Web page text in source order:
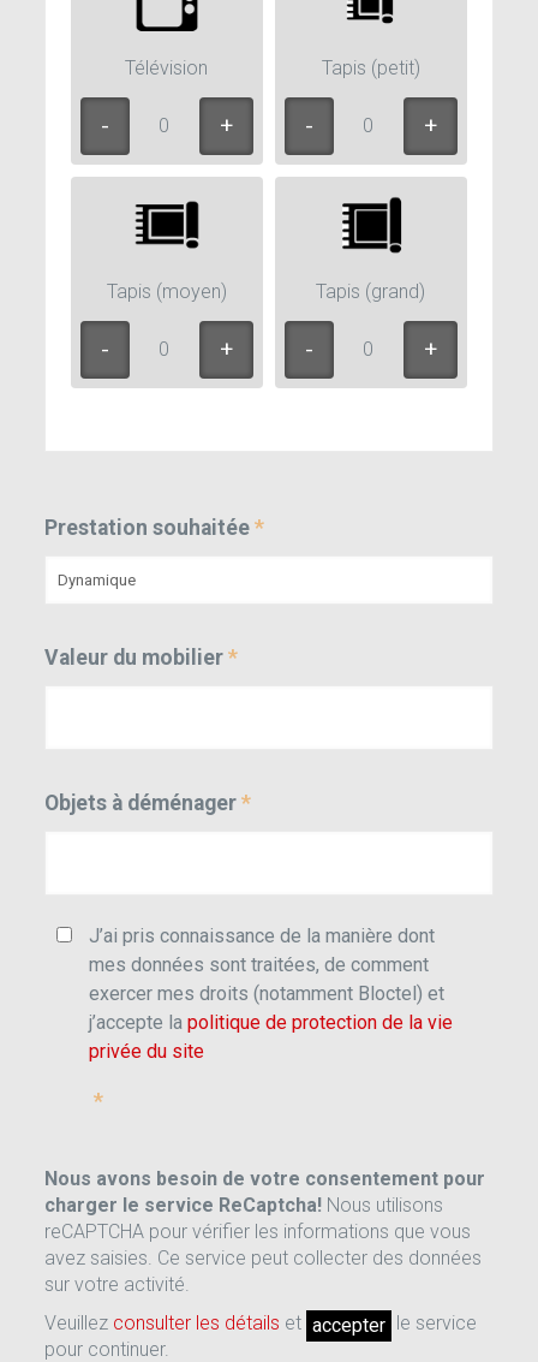
Télévision
0
Tapis (petit)
0
Tapis (moyen)
0
Tapis (grand)
0
Prestation souhaitée *
Valeur du mobilier *
Objets à déménager *
J’ai pris connaissance de la manière dont
mes données sont traitées, de comment
exercer mes droits (notamment Bloctel) et
j’accepte la politique de protection de la vie
privée du site
*
Nous avons besoin de votre consentement pour
charger le service ReCaptcha! Nous utilisons
reCAPTCHA pour vérifier les informations que vous
avez saisies. Ce service peut collecter des données
sur votre activité.
Veuillez consulter les détails et accepter le service
pour continuer.